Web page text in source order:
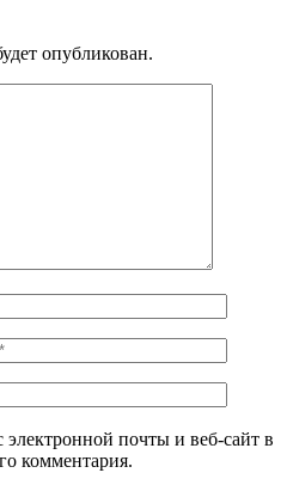
опубликован.
почты и веб-сайт в
комментария.